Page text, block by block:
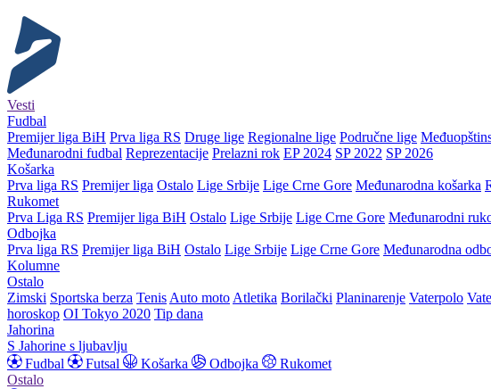
Vesti
Fudbal
Premijer liga BiH Prva liga RS Druge lige Regionalne lige Područne lige
Međunarodni fudbal Reprezentacije Prelazni rok EP 2024 SP 2022 SP 2026
Košarka
Prva liga RS Premijer liga Ostalo Lige Srbije Lige Crne Gore Međunarodna košarka
Rukomet
Prva Liga RS Premijer liga BiH Ostalo Lige Srbije Lige Crne Gore Međunarodni
Odbojka
Prva liga RS Premijer liga BiH Ostalo Lige Srbije Lige Crne Gore Međunarodna
Kolumne
Ostalo
Zimski Sportska berza Tenis Auto moto Atletika Borilački Planinarenje Vaterpolo
horoskop OI Tokyo 2020 Tip dana
Jahorina
S Jahorine s ljubavlju
Fudbal
Futsal Košarka Odbojka
Rukomet
Ostalo